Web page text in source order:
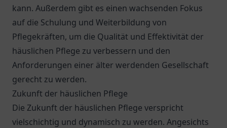
kann. Außerdem gibt es einen wachsenden Fokus
auf die Schulung und Weiterbildung von
Pflegekräften, um die Qualität und Effektivität der
häuslichen Pflege zu verbessern und den
Anforderungen einer älter werdenden Gesellschaft
gerecht zu werden.
Zukunft der häuslichen Pflege
Die Zukunft der häuslichen Pflege verspricht
vielschichtig und dynamisch zu werden. Angesichts